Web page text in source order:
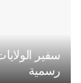
سفير
رسمية